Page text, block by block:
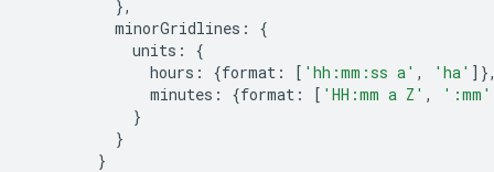
},
minorGridlines :
{
units :
{
hours : {format : [ 'hh:mm:ss a' , 'ha'
minutes : {format : [ 'HH:mm a Z' , ':mm'
}
}
}